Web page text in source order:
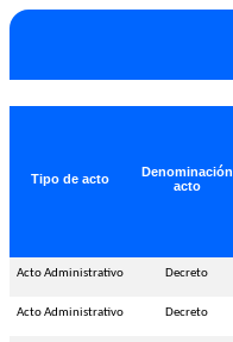
Tipo de acto
Denominación
acto
Acto Administrativo Decreto
Acto Administrativo Decreto